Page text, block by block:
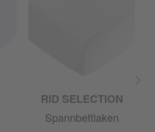
RID SELECTION
Spannbettlaken